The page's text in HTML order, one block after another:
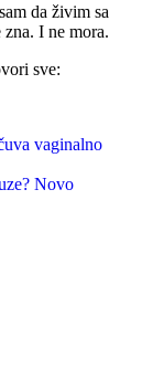
da živim sa
zna. I ne mora.
sve:
vaginalno
Novo